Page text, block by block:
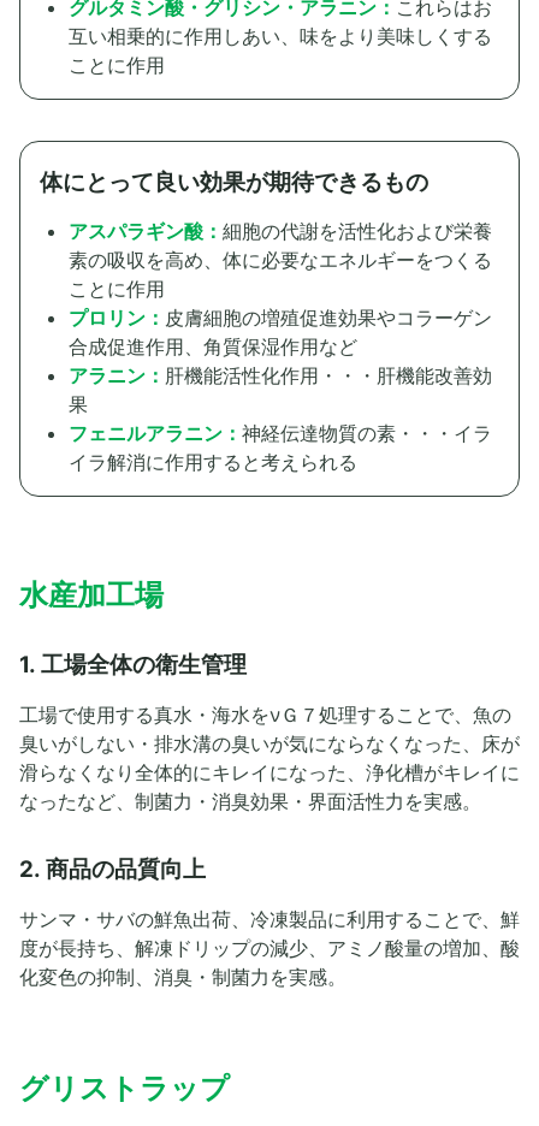
グルタミン酸・グリシン・アラニン： これらはお
互い相乗的に作用しあい、味をより美味しくする
ことに作用
体にとって良い効果が期待できるもの
アスパラギン酸： 細胞の代謝を活性化および栄養
素の吸収を高め、体に必要なエネルギーをつくる
ことに作用
プロリン： 皮膚細胞の増殖促進効果やコラーゲン
合成促進作用、角質保湿作用など
アラニン： 肝機能活性化作用・・・肝機能改善効
果
フェニルアラニン： 神経伝達物質の素・・・イラ
イラ解消に作用すると考えられる
水産加工場
1. 工場全体の衛生管理
工場で使用する真水・海水をνＧ７処理することで、魚の
臭いがしない・排水溝の臭いが気にならなくなった、床が
滑らなくなり全体的にキレイになった、浄化槽がキレイに
なったなど、制菌力・消臭効果・界面活性力を実感。
2. 商品の品質向上
サンマ・サバの鮮魚出荷、冷凍製品に利用することで、鮮
度が長持ち、解凍ドリップの減少、アミノ酸量の増加、酸
化変色の抑制、消臭・制菌力を実感。
グリストラップ